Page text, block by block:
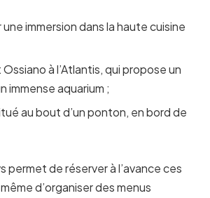
une immersion dans la haute cuisine
à l’Atlantis, qui propose un
immense aquarium ;
au bout d’un ponton, en bord de
permet de réserver à l’avance ces
d’organiser des menus